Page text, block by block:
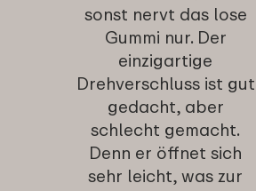
sonst nervt das lose
Gummi nur. Der
einzigartige
Drehverschluss ist gut
gedacht, aber
schlecht gemacht.
Denn er öffnet sich
sehr leicht, was zur